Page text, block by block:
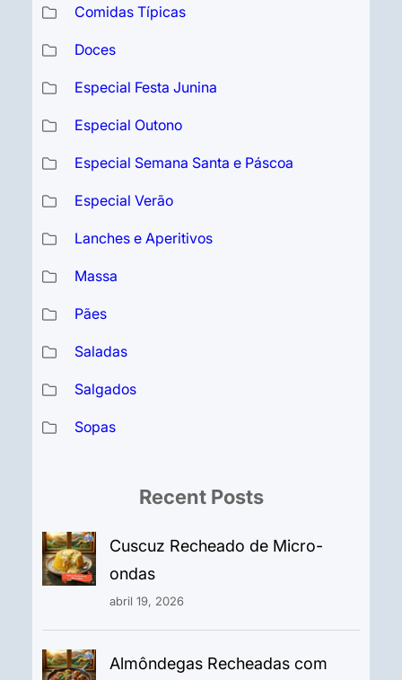
Comidas Típicas
Doces
Especial Festa Junina
Especial Outono
Especial Semana Santa e Páscoa
Especial Verão
Lanches e Aperitivos
Massa
Pães
Saladas
Salgados
Sopas
Recent Posts
Cuscuz Recheado de Micro-
ondas
abril 19, 2026
Almôndegas Recheadas com